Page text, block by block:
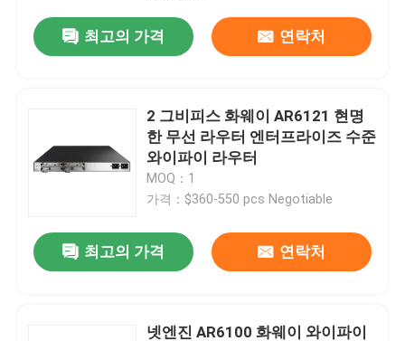
품질 관리
뉴스
VR Show
최고의 가격 연락처
2 그비피스 화웨이 AR6121 현명
한 무선 라우터 엔터프라이즈 수준
와이파이 라우터
MOQ：1
가격：$360-550 pcs Negotiable
최고의 가격 연락처
넷엔진 AR6100 화웨이 와이파이